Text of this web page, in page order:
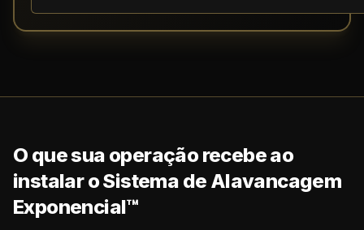
O que sua operação recebe ao
instalar o Sistema de Alavancagem
Exponencial™